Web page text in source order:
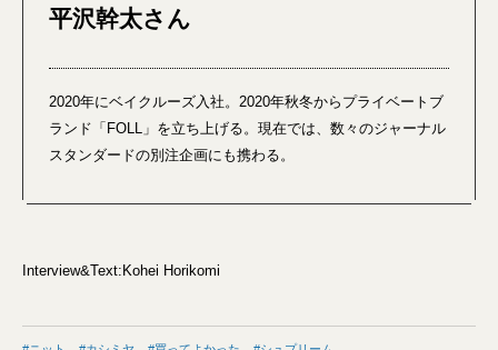
平沢幹太さん
2020年にベイクルーズ入社。2020年秋冬からプライベートブ
ランド「FOLL」を立ち上げる。現在では、数々のジャーナル
スタンダードの別注企画にも携わる。
Interview&Text:Kohei Horikomi